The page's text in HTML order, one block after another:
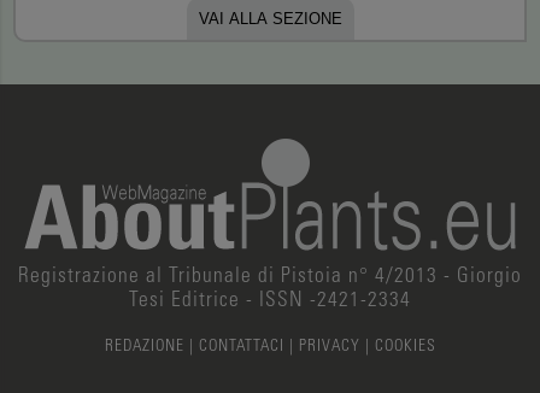
VAI ALLA SEZIONE
Registrazione al Tribunale di Pistoia n° 4/2013 - Giorgio
Tesi Editrice - ISSN -2421-2334
REDAZIONE | CONTATTACI | PRIVACY | COOKIES